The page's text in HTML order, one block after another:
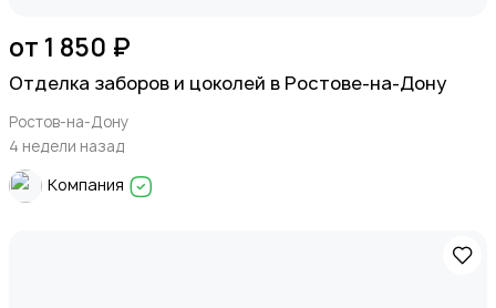
от 1 850 ₽
Отделка заборов и цоколей в Ростове-на-Дону
Ростов-на-Дону
4 недели назад
Компания